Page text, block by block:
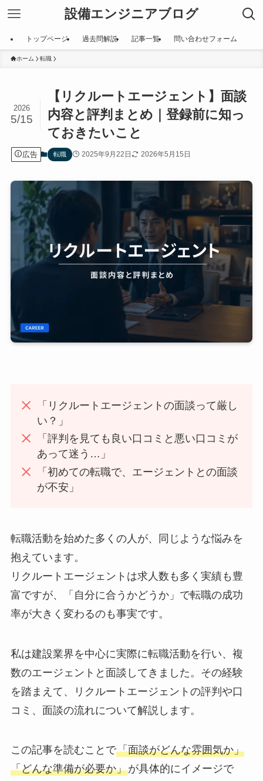
設備エンジニアブログ
トップページ 過去問解説 記事一覧 問い合わせフォーム
ホーム 転職
【リクルートエージェント】面談
内容と評判まとめ｜登録前に知っ
ておきたいこと
2026
5/15
広告 転職 2025年9月22日 2026年5月15日
「リクルートエージェントの面談って厳し
い？」
「評判を見ても良い口コミと悪い口コミが
あって迷う…」
「初めての転職で、エージェントとの面談
が不安」
転職活動を始めた多くの人が、同じような悩みを
抱えています。
リクルートエージェントは求人数も多く実績も豊
富ですが、「自分に合うかどうか」で転職の成功
率が大きく変わるのも事実です。
私は建設業界を中心に実際に転職活動を行い、複
数のエージェントと面談してきました。その経験
を踏まえて、リクルートエージェントの評判や口
コミ、面談の流れについて解説します。
この記事を読むことで「面談がどんな雰囲気か」
「どんな準備が必要か」が具体的にイメージで